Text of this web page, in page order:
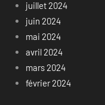
juillet 2024
juin 2024
mai 2024
avril 2024
mars 2024
février 2024